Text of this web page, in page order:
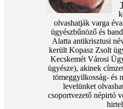
olvashatják varga
ügyészbűnöző és
Alatta antikrisztusi
került Kopasz Zsolt
Kecskemét Városi
ügyésze), akinek
tömeggyilkosság- és
levelünket
csoportvezető népirtó